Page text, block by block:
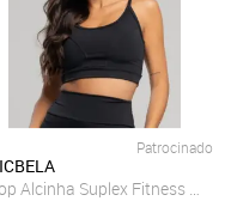
Marrom
Patrocinado
Alcinha Suplex Fitness